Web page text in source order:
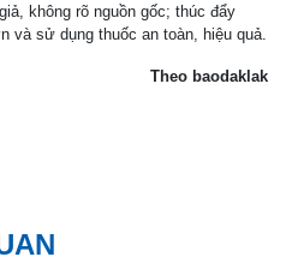
không rõ nguồn gốc; thúc đẩy
và sử dụng thuốc an toàn, hiệu quả.
Theo baodaklak